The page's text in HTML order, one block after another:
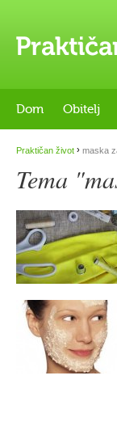
Dom Obitelj
Praktičan život › maska
Tema